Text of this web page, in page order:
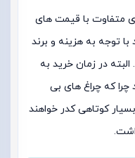
برندهای متفاوت با قیمت های
توجه به هزینه و برند
در زمان خرید به
که چراغ های بی
کوتاهی کدر خواهند